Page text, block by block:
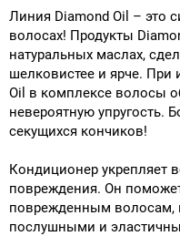
Линия Diamond Oil – это
волосах! Продукты
натуральных маслах,
шелковистее и ярче. При
Oil в комплексе волосы
невероятную упругость.
секущихся кончиков!
Кондиционер укрепляет
повреждения. Он
поврежденным волосам,
послушными и